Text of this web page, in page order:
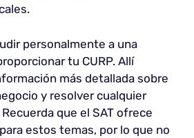
personalmente a una
tu CURP. Allí
más detallada sobre
y resolver cualquier
que el SAT ofrece
estos temas, por lo que no